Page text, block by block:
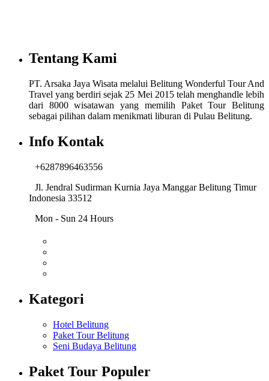
Tentang Kami
PT. Arsaka Jaya Wisata melalui Belitung Wonderful Tour And
Travel yang berdiri sejak 25 Mei 2015 telah menghandle lebih
dari 8000 wisatawan yang memilih Paket Tour Belitung
sebagai pilihan dalam menikmati liburan di Pulau Belitung.
Info Kontak
+6287896463556
Jl. Jendral Sudirman Kurnia Jaya Manggar Belitung Timur
Indonesia 33512
Mon - Sun 24 Hours
Kategori
Hotel Belitung
Paket Tour Belitung
Seni Budaya Belitung
Paket Tour Populer